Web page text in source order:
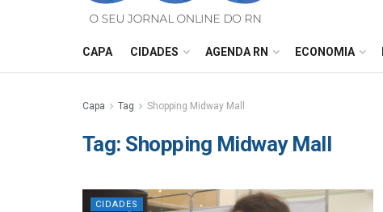
CAPA CIDADES AGENDA RN ECONOMIA
Capa Tag Shopping Midway Mall
Tag: Shopping Midway Mall
CIDADES